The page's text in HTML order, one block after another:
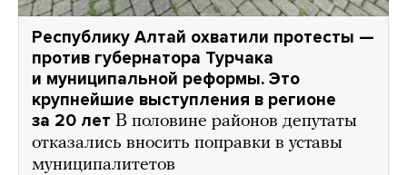
Республику Алтай охватили протесты —
против губернатора Турчака
и муниципальной реформы. Это
крупнейшие выступления в регионе
за 20 лет В половине районов депутаты
отказались вносить поправки в уставы
муниципалитетов